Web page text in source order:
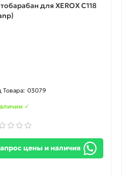
для XEROX С118
03079
✓
цены и наличия